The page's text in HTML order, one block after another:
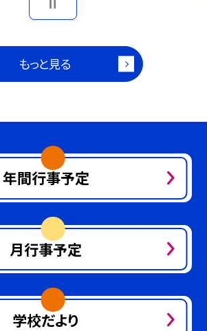
もっと見る
年間行事予定
月行事予定
学校だより